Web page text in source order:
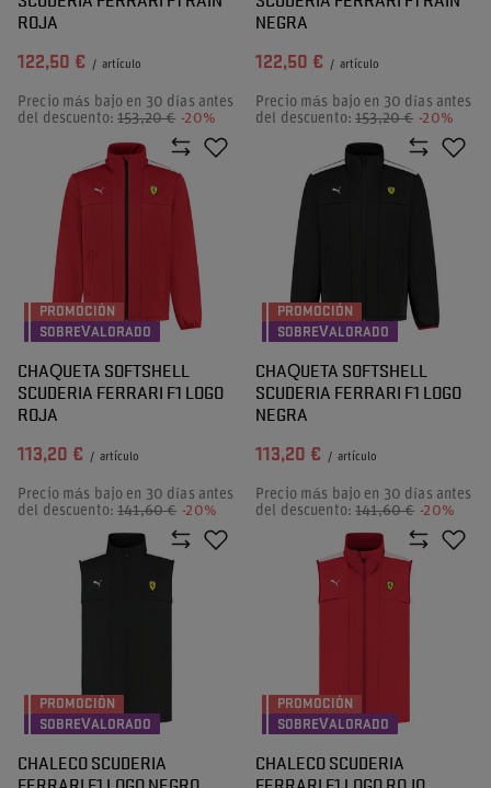
ROJA
122,50 € / artículo
Precio más bajo en 30 días antes
del descuento:153,20 € -20%
NEGRA
122,50 € / artículo
Precio más bajo en 30 días antes
del descuento:153,20 € -20%
PROMOCIÓN
SOBREVALORADO
CHAQUETA SOFTSHELL
SCUDERIA FERRARI F1 LOGO
ROJA
113,20 € / artículo
Precio más bajo en 30 días antes
del descuento:141,60 € -20%
PROMOCIÓN
SOBREVALORADO
CHAQUETA SOFTSHELL
SCUDERIA FERRARI F1 LOGO
NEGRA
113,20 € / artículo
Precio más bajo en 30 días antes
del descuento:141,60 € -20%
PROMOCIÓN
SOBREVALORADO
CHALECO SCUDERIA
PROMOCIÓN
SOBREVALORADO
CHALECO SCUDERIA